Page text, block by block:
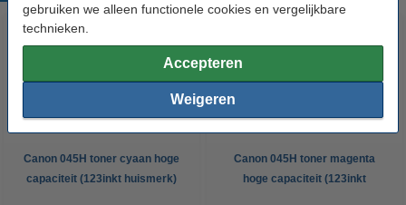
gebruiken we alleen functionele cookies en vergelijkbare
technieken.
Accepteren
Weigeren
Canon 045H toner cyaan hoge
capaciteit (123inkt huismerk)
Canon 045H toner magenta
hoge capaciteit (123inkt